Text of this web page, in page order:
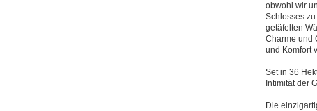
obwohl wir
Schlosses
getäfelten
Charme und
und Komfort
Set in 36
Intimität der
Die